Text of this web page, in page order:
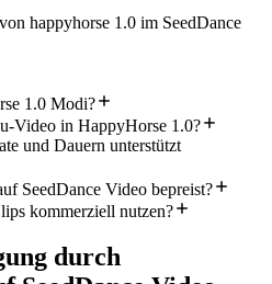
happyhorse 1.0 im SeedDance
1.0 Modi?
Video in HappyHorse 1.0?
und Dauern unterstützt
SeedDance Video bepreist?
kommerziell nutzen?
durch